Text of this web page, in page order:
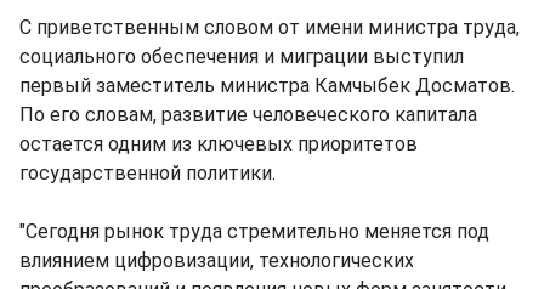
С приветственным словом от имени министра труда,
социального обеспечения и миграции выступил
первый заместитель министра Камчыбек Досматов.
По его словам, развитие человеческого капитала
остается одним из ключевых приоритетов
государственной политики.
"Сегодня рынок труда стремительно меняется под
влиянием цифровизации, технологических